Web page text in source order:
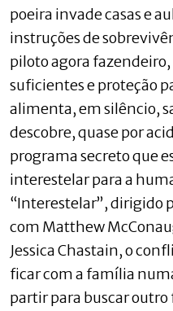
poeira invade casas e
instruções de
piloto agora
suficientes e proteção
alimenta, em silêncio,
descobre, quase por
programa secreto que
interestelar para a
“Interestelar”, dirigido
com Matthew
Jessica Chastain, o
ficar com a família
partir para buscar outro